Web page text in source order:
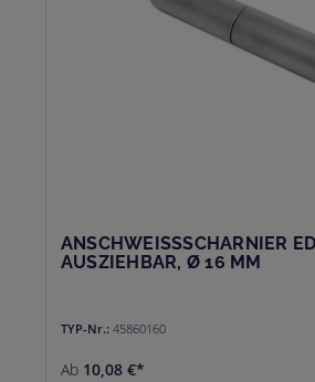
ANSCHWEISSSCHARNIER
AUSZIEHBAR, Ø 16 MM
TYP-Nr.: 45860160
Ab 10,08 €*